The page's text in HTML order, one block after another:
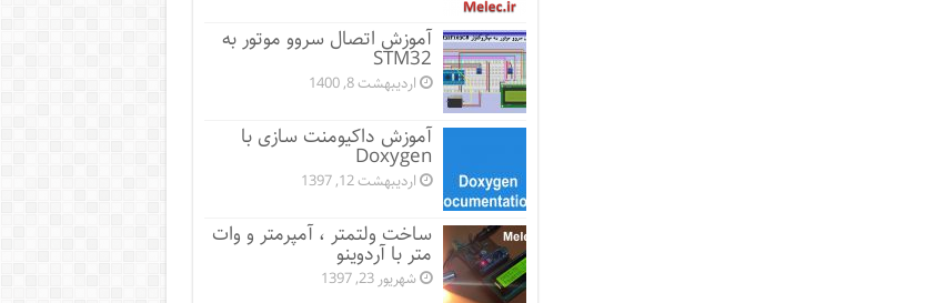
آموزش اتصال سروو موتور به
STM32
اردیبهشت 8, 1400
آموزش داکیومنت سازی با
Doxygen
اردیبهشت 12, 1397
ساخت ولتمتر ، آمپرمتر و وات
متر با آردوینو
شهریور 23, 1397